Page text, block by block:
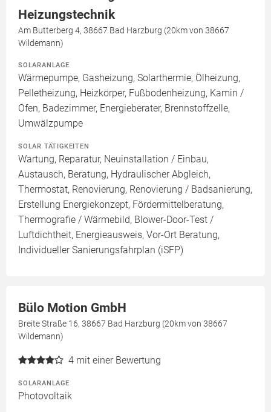
Heizungstechnik
Am Butterberg 4, 38667 Bad Harzburg (20km von 38667
Wildemann)
SOLARANLAGE
Wärmepumpe, Gasheizung, Solarthermie, Ölheizung,
Pelletheizung, Heizkörper, Fußbodenheizung, Kamin /
Ofen, Badezimmer, Energieberater, Brennstoffzelle,
Umwälzpumpe
SOLAR TÄTIGKEITEN
Wartung, Reparatur, Neuinstallation / Einbau,
Austausch, Beratung, Hydraulischer Abgleich,
Thermostat, Renovierung, Renovierung / Badsanierung,
Erstellung Energiekonzept, Fördermittelberatung,
Thermografie / Wärmebild, Blower-Door-Test /
Luftdichtheit, Energieausweis, Vor-Ort Beratung,
Individueller Sanierungsfahrplan (iSFP)
Bülo Motion GmbH
Breite Straße 16, 38667 Bad Harzburg (20km von 38667
Wildemann)
4 mit einer Bewertung
SOLARANLAGE
Photovoltaik